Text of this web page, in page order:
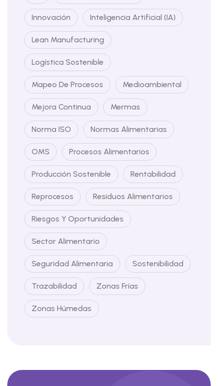
Innovación Inteligencia Artificial (IA)
Lean Manufacturing
Logística Sostenible
Mapeo De Procesos Medioambiental
Mejora Continua Mermas
Norma ISO Normas Alimentarias
OMS Procesos Alimentarios
Producción Sostenible Rentabilidad
Reprocesos Residuos Alimentarios
Riesgos Y Oportunidades
Sector Alimentario
Seguridad Alimentaria Sostenibilidad
Trazabilidad Zonas Frías
Zonas Húmedas